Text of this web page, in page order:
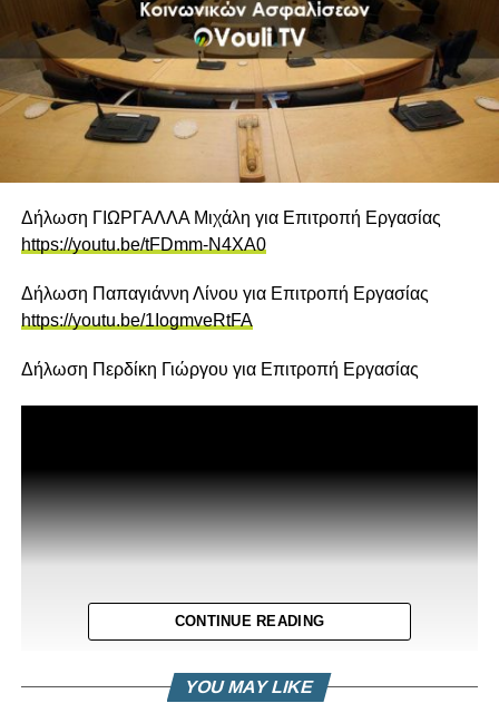
Δήλωση ΓΙΩΡΓΑΛΛΑ Μιχάλη για Επιτροπή Εργασίας
https://youtu.be/tFDmm-N4XA0
Δήλωση Παπαγιάννη Λίνου για Επιτροπή Εργασίας
https://youtu.be/1IogmveRtFA
Δήλωση Περδίκη Γιώργου για Επιτροπή Εργασίας
CONTINUE READING
YOU MAY LIKE